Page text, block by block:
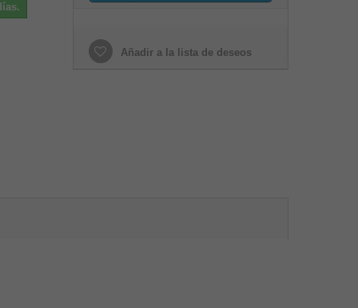
Añadir a la lista de deseos